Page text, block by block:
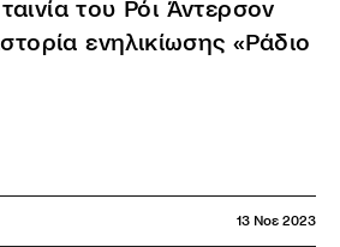
του Ρόι Άντερσον
ενηλικίωσης «Ράδιο
13 Νοε 2023